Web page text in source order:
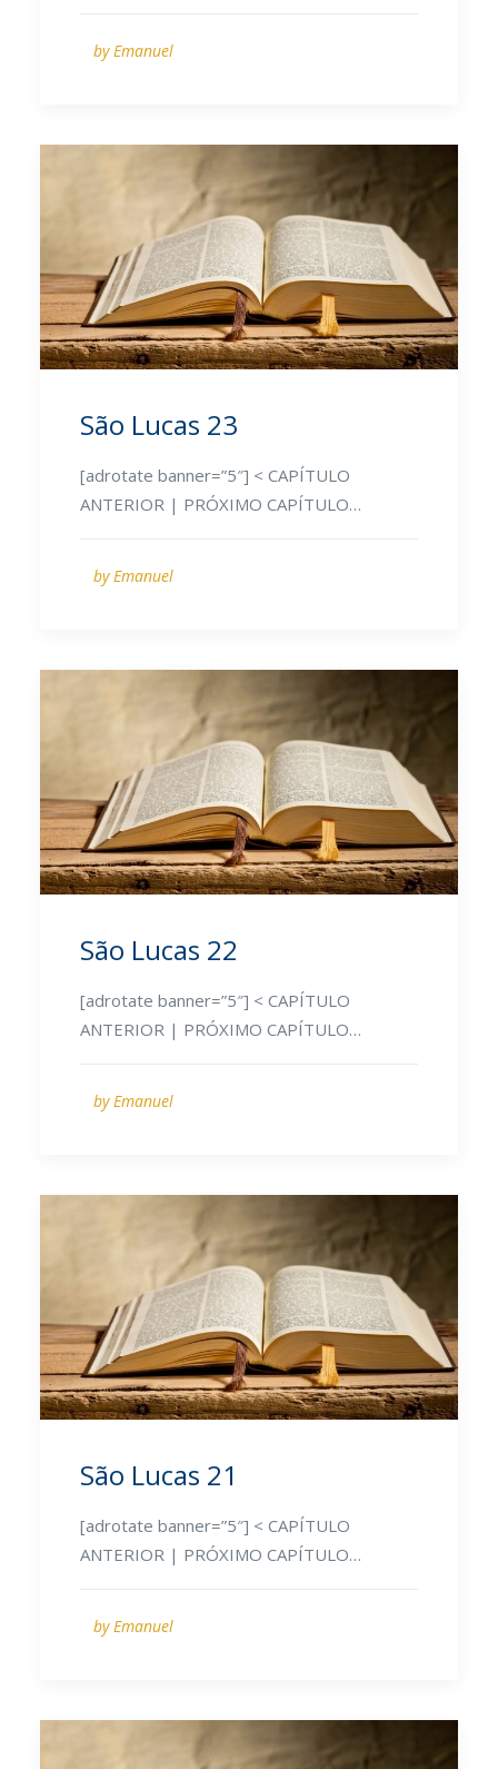
by Emanuel
São Lucas 23
[adrotate banner=”5″] < CAPÍTULO
ANTERIOR | PRÓXIMO CAPÍTULO…
by Emanuel
São Lucas 22
[adrotate banner=”5″] < CAPÍTULO
ANTERIOR | PRÓXIMO CAPÍTULO…
by Emanuel
São Lucas 21
[adrotate banner=”5″] < CAPÍTULO
ANTERIOR | PRÓXIMO CAPÍTULO…
by Emanuel